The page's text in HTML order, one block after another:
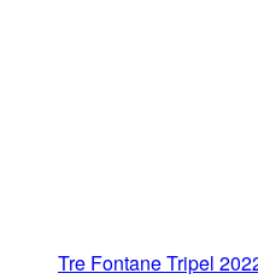
Tre Fontane Tripel